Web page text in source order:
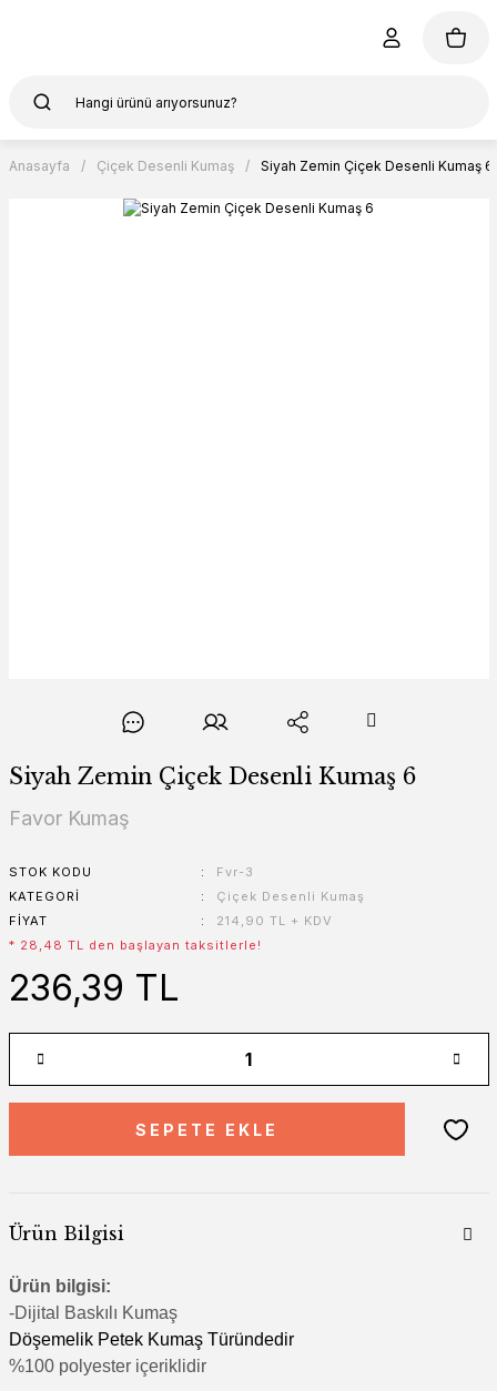
Anasayfa Çiçek Desenli Kumaş Siyah Zemin Çiçek Desenli Kumaş 6
Siyah Zemin Çiçek Desenli Kumaş 6
Favor Kumaş
STOK KODU
Fvr-3
KATEGORI
Çiçek Desenli Kumaş
FIYAT
214,90 TL + KDV
* 28,48 TL den başlayan taksitlerle!
236,39 TL
SEPETE EKLE
Ürün Bilgisi
Ürün bilgisi:
-Dijital Baskılı Kumaş
Döşemelik Petek Kumaş Türündedir
%100 polyester içeriklidir